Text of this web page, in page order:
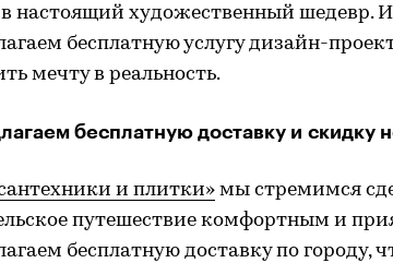
настоящий художественный шедевр.
бесплатную услугу дизайн-
мечту в реальность.
бесплатную доставку и скидку
и плитки» мы стремимся
путешествие комфортным и
бесплатную доставку по городу,